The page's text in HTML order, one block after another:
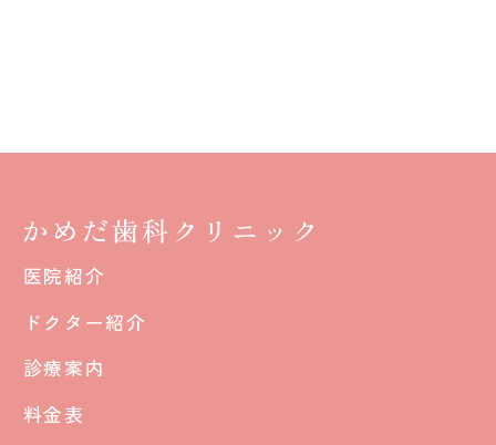
医院紹介
ドクター紹介
診療案内
料金表